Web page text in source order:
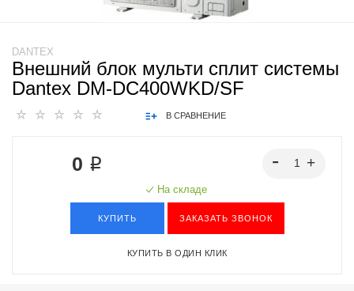
DANTEX
Внешний блок мульти сплит системы
Dantex DM-DC400WKD/SF
В СРАВНЕНИЕ
0 ₽
На складе
КУПИТЬ ЗАКАЗАТЬ ЗВОНОК
КУПИТЬ В ОДИН КЛИК